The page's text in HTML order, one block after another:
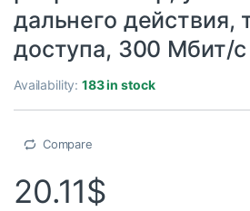
дальнего действия,
доступа, 300 Мбит/с
Availability:183 in stock
Compare
20.11$